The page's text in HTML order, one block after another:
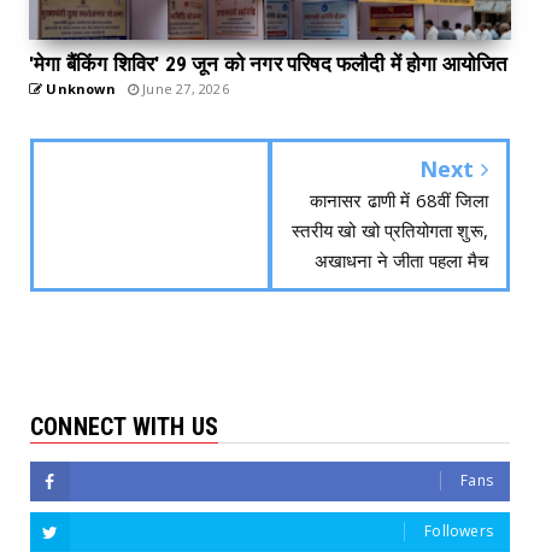
'मेगा बैंकिंग शिविर' 29 जून को नगर परिषद फलौदी में होगा आयोजित
Unknown June 27, 2026
Next
कानासर ढाणी में 68वीं जिला
स्तरीय खो खो प्रतियोगता शुरू,
अखाधना ने जीता पहला मैच
CONNECT WITH US
Fans
Followers